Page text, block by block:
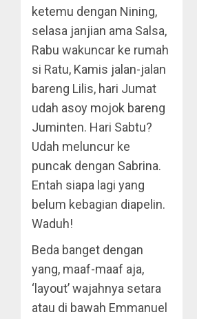
ketemu dengan Nining,
selasa janjian ama Salsa,
Rabu wakuncar ke rumah
si Ratu, Kamis jalan-jalan
bareng Lilis, hari Jumat
udah asoy mojok bareng
Juminten. Hari Sabtu?
Udah meluncur ke
puncak dengan Sabrina.
Entah siapa lagi yang
belum kebagian diapelin.
Waduh!
Beda banget dengan
yang, maaf-maaf aja,
‘layout’ wajahnya setara
atau di bawah Emmanuel